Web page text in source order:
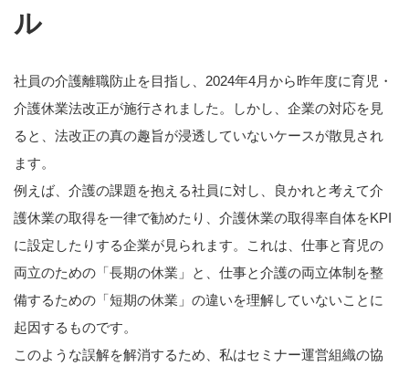
ル
社員の介護離職防止を目指し、2024年4月から昨年度に育児・
介護休業法改正が施行されました。しかし、企業の対応を見
ると、法改正の真の趣旨が浸透していないケースが散見され
ます。
例えば、介護の課題を抱える社員に対し、良かれと考えて介
護休業の取得を一律で勧めたり、介護休業の取得率自体をKPI
に設定したりする企業が見られます。これは、仕事と育児の
両立のための「長期の休業」と、仕事と介護の両立体制を整
備するための「短期の休業」の違いを理解していないことに
起因するものです。
このような誤解を解消するため、私はセミナー運営組織の協